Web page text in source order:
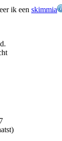
ik een skimmia